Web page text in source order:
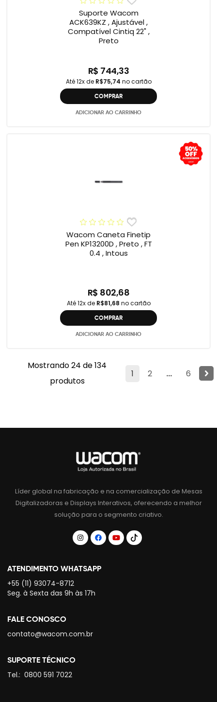
Suporte Wacom
ACK639KZ , Ajustável ,
Compatível Cintiq 22" ,
Preto
R$ 744,33
Até 12x de R$75,74 no cartão
COMPRAR
ADICIONAR AO CARRINHO
Wacom Caneta Finetip
Pen KP13200D , Preto , FT
0.4 , Intous
R$ 802,68
Até 12x de R$81,68 no cartão
COMPRAR
ADICIONAR AO CARRINHO
1 2 ... 6
Mostrando 24 de 134
produtos
Líder global na fabricação e na comercialização de Mesas
Digitalizadoras e Displays Interativos, oferecendo a melhor
solução para o segmento criativo.
ATENDIMENTO WHATSAPP
+55 (11) 93074-8712
Seg. à Sexta das 9h às 17h
FALE CONOSCO
contato@wacom.com.br
SUPORTE TÉCNICO
Tel.: 0800 591 7022